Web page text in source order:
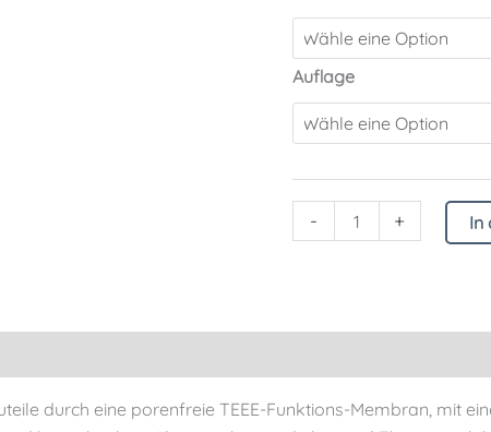
Auflage
- + In
durch eine porenfreie TEEE-Funktions-Membran, mit